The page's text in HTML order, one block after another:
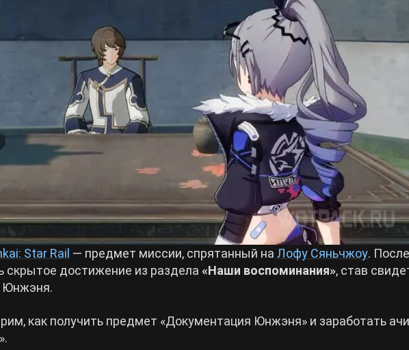
Star Rail — предмет миссии, спрятанный на Лофу Сяньчжоу.
скрытое достижение из раздела «Наши воспоминания», став
Юнжэня.
как получить предмет «Документация Юнжэня» и заработать